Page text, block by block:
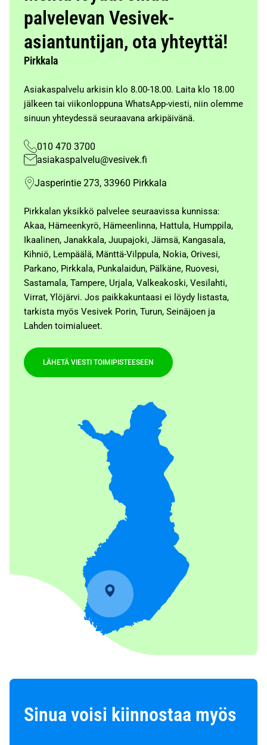
palvelevan Vesivek-
asiantuntijan, ota yhteyttä!
Pirkkala
Asiakaspalvelu arkisin klo 8.00-18.00. Laita klo 18.00
jälkeen tai viikonloppuna WhatsApp-viesti, niin olemme
sinuun yhteydessä seuraavana arkipäivänä.
010 470 3700
asiakaspalvelu@vesivek.fi
Jasperintie 273, 33960 Pirkkala
Pirkkalan yksikkö palvelee seuraavissa kunnissa:
Akaa, Hämeenkyrö, Hämeenlinna, Hattula, Humppila,
Ikaalinen, Janakkala, Juupajoki, Jämsä, Kangasala,
Kihniö, Lempäälä, Mänttä-Vilppula, Nokia, Orivesi,
Parkano, Pirkkala, Punkalaidun, Pälkäne, Ruovesi,
Sastamala, Tampere, Urjala, Valkeakoski, Vesilahti,
Virrat, Ylöjärvi. Jos paikkakuntaasi ei löydy listasta,
tarkista myös Vesivek Porin, Turun, Seinäjoen ja
Lahden toimialueet.
LÄHETÄ VIESTI TOIMIPISTEESEEN
Sinua voisi kiinnostaa myös